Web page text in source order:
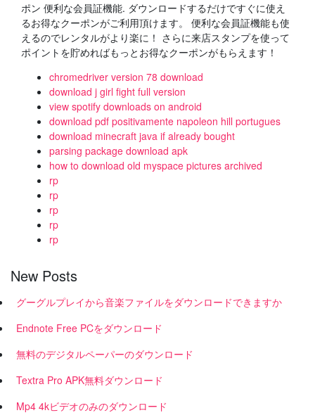
ポン 便利な会員証機能. ダウンロードするだけですぐに使え
るお得なクーポンがご利用頂けます。 便利な会員証機能も使
えるのでレンタルがより楽に！ さらに来店スタンプを使って
ポイントを貯めればもっとお得なクーポンがもらえます！
chromedriver version 78 download
download j girl fight full version
view spotify downloads on android
download pdf positivamente napoleon hill portugues
download minecraft java if already bought
parsing package download apk
how to download old myspace pictures archived
rp
rp
rp
rp
rp
New Posts
グーグルプレイから音楽ファイルをダウンロードできますか
Endnote Free PCをダウンロード
無料のデジタルペーパーのダウンロード
Textra Pro APK無料ダウンロード
Mp4 4kビデオのみのダウンロード